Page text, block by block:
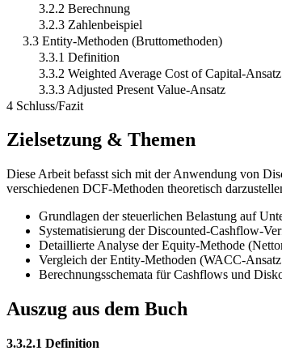
3.2.2 Berechnung
3.2.3 Zahlenbeispiel
3.3 Entity-Methoden (Bruttomethoden)
3.3.1 Definition
3.3.2 Weighted Average Cost of Capital-Ansatz
3.3.3 Adjusted Present Value-Ansatz
4 Schluss/Fazit
Zielsetzung & Themen
Diese Arbeit befasst sich mit der Anwendung von
verschiedenen DCF-Methoden theoretisch
Grundlagen der steuerlichen Belastung auf
Systematisierung der Discounted-Cashflow-
Detaillierte Analyse der Equity-Methode
Vergleich der Entity-Methoden (WACC-
Berechnungsschemata für Cashflows und
Auszug aus dem Buch
3.3.2.1 Definition